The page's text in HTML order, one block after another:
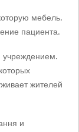
мебель.
пациента.
жителей
и